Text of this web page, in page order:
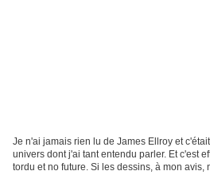
Je n'ai jamais rien lu de James Ellroy et
univers dont j'ai tant entendu parler. Et c'est
tordu et no future. Si les dessins, à mon avis,